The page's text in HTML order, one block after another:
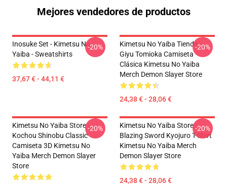
Mejores vendedores de productos
Inosuke Set - Kimetsu No
Yaiba - Sweatshirts
37,67 € - 44,11 €
-20%
Kimetsu No Yaiba Tienda -
Giyu Tomioka Camiseta
Clásica Kimetsu No Yaiba
Merch Demon Slayer Store
24,38 € - 28,06 €
-20%
Kimetsu No Yaiba Store -
Kochou Shinobu Classic
Camiseta 3D Kimetsu No
Yaiba Merch Demon Slayer
Store
-20%
Kimetsu No Yaiba Store -
Blazing Sword Kyojuro T-Shirt
Kimetsu No Yaiba Merch
Demon Slayer Store
24,38 € - 28,06 €
-20%